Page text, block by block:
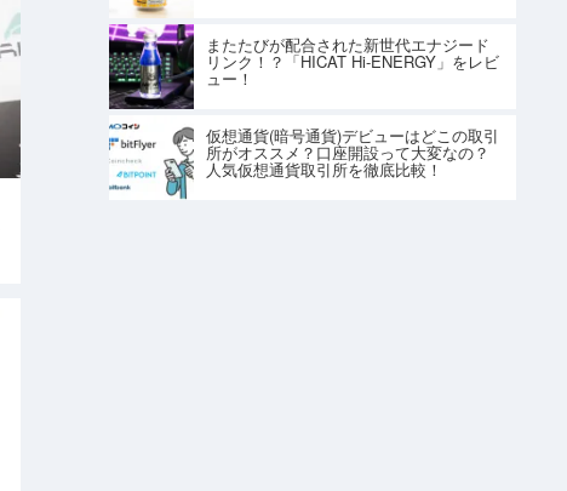
またたびが配合された新世代エナジード
リンク！？「HICAT Hi-ENERGY」をレビ
ュー！
仮想通貨(暗号通貨)デビューはどこの取引
所がオススメ？口座開設って大変なの？
人気仮想通貨取引所を徹底比較！